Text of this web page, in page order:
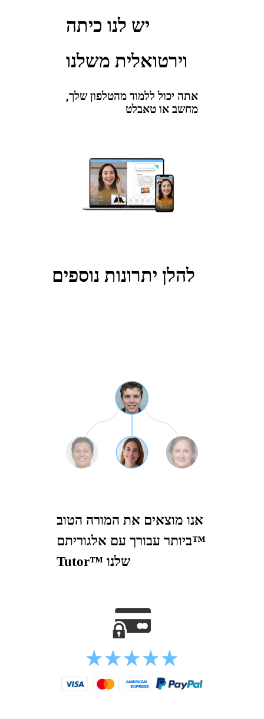
יש לנו כיתה
וירטואלית משלנו
אתה יכול ללמוד מהטלפון שלך,
מחשב או טאבלט
להלן יתרונות נוספים
אנו מוצאים את המורה הטוב
ביותר עבורך עם אלגוריתם™
Tutor™ שלנו